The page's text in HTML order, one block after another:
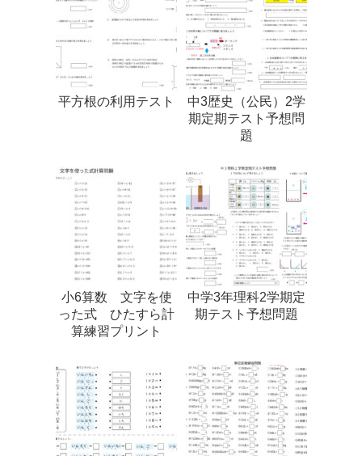
平方根の利用テスト
中3歴史（公民）2学
期定期テスト予想問
題
小6算数 文字を使
った式 ひたすら計
算練習プリント
中学3年理科2学期定
期テスト予想問題